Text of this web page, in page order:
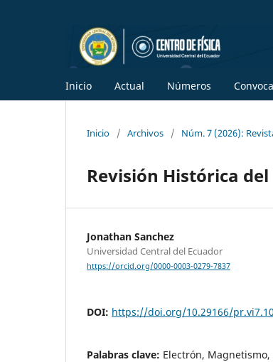
Inicio Actual Números
Inicio / Archivos / Núm. 7 (2026):
Revisión Histórica
Jonathan Sanchez
Universidad Central del Ecuador
https://orcid.org/0000-0003-0279-7837
DOI: https://doi.org/10.29166/
Palabras clave: Electrón,